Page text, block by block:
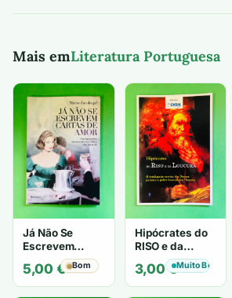
7,00 €.
5,00 €.
Mais emLiteratura Portuguesa
Já Não Se
Escrevem
Cartas de Amor
- Mário
Zambujal
5,00 € Bom
Hipócrates do
RISO e da
LOUCURA
3,00€Muito Bom